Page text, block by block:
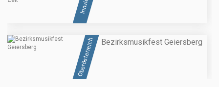
Oberösterreich Bezirksmusikfest Geiersberg